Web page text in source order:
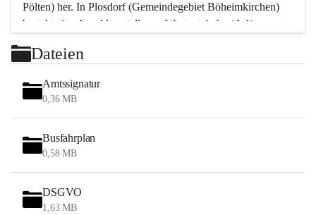
Pölten) her. In Plosdorf (Gemeindegebiet Böheimkirchen)
besteht eine Anschlussstelle zur Westautobahn (A 1).
Wien erreicht man in ca. 45 Minuten.
Stössing zählt noch zum Naherholungsraum Wien sowie
zum Naherholungsraum St. Pölten. Viele Bauernhöfe hatten
„ihre Wiener“. Seit 1960 bauten viele Wiener
Wochenendhäuser im Gemeindegebiet. Wegen des
waldreichen Jagdgebietes haben viele Jagdpächter ihre
Das Wandern ist aus touristischer Sicht die bedeutendste
Tätigkeit. Das hügelige Gebiet mit Wanderwegen durch
Dateien
Amtssignatur
0,36 MB
Busfahrplan
0,58 MB
DSGVO
1,63 MB